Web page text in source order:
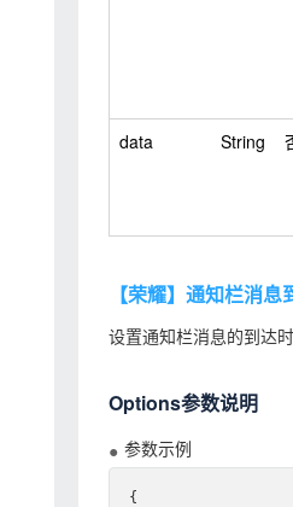
data String
【荣耀】通知栏消息
设置通知栏消息的到达
Options参数说明
参数示例
{